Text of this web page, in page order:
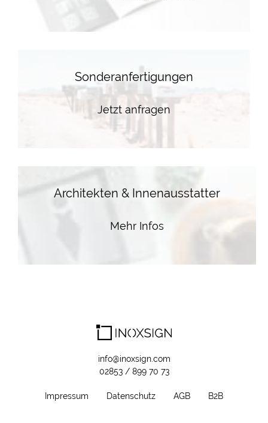
Sonderanfertigungen
Jetzt anfragen
Architekten & Innenausstatter
Mehr Infos
info@inoxsign.com
02853 / 899 70 73
Impressum Datenschutz AGB B2B